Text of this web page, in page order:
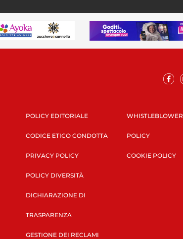
POLICY EDITORIALE
CODICE ETICO CONDOTTA
PRIVACY POLICY
POLICY DIVERSITÀ
DICHIARAZIONE DI
TRASPARENZA
GESTIONE DEI RECLAMI
WHISTLEBLOWER
POLICY
COOKIE POLICY